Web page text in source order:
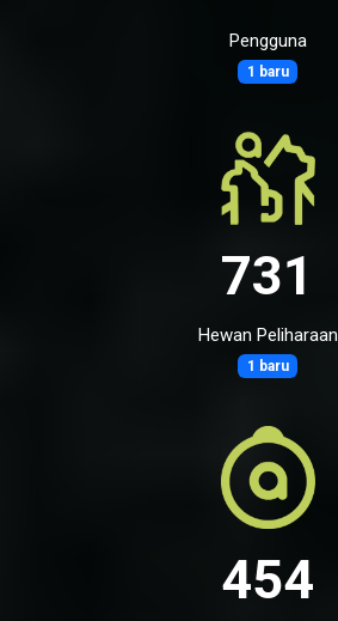
Pengguna
1 baru
731
Hewan Peliharaan
1 baru
454